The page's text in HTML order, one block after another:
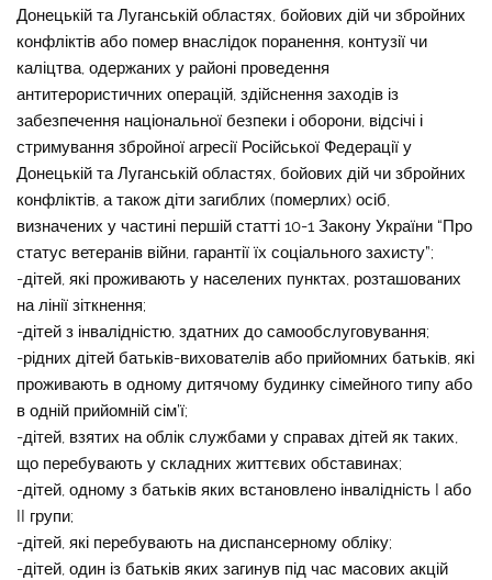
Донецькій та Луганській областях, бойових дій чи збройних
конфліктів або помер внаслідок поранення, контузії чи
каліцтва, одержаних у районі проведення
антитерористичних операцій, здійснення заходів із
забезпечення національної безпеки і оборони, відсічі і
стримування збройної агресії Російської Федерації у
Донецькій та Луганській областях, бойових дій чи збройних
конфліктів, а також діти загиблих (померлих) осіб,
визначених у частині першій статті 10-1 Закону України “Про
статус ветеранів війни, гарантії їх соціального захисту”;
-дітей, які проживають у населених пунктах, розташованих
на лінії зіткнення;
-дітей з інвалідністю, здатних до самообслуговування;
-рідних дітей батьків-вихователів або прийомних батьків, які
проживають в одному дитячому будинку сімейного типу або
в одній прийомній сім’ї;
-дітей, взятих на облік службами у справах дітей як таких,
що перебувають у складних життєвих обставинах;
-дітей, одному з батьків яких встановлено інвалідність I або
II групи;
-дітей, які перебувають на диспансерному обліку;
-дітей, один із батьків яких загинув під час масових акцій